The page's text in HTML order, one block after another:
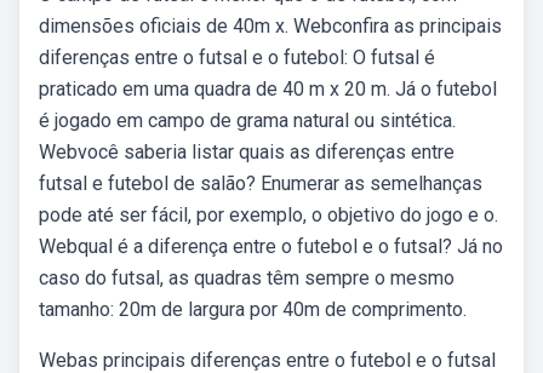
dimensões oficiais de 40m x. Webconfira as principais
diferenças entre o futsal e o futebol: O futsal é
praticado em uma quadra de 40 m x 20 m. Já o futebol
é jogado em campo de grama natural ou sintética.
Webvocê saberia listar quais as diferenças entre
futsal e futebol de salão? Enumerar as semelhanças
pode até ser fácil, por exemplo, o objetivo do jogo e o.
Webqual é a diferença entre o futebol e o futsal? Já no
caso do futsal, as quadras têm sempre o mesmo
tamanho: 20m de largura por 40m de comprimento.
Webas principais diferenças entre o futebol e o futsal